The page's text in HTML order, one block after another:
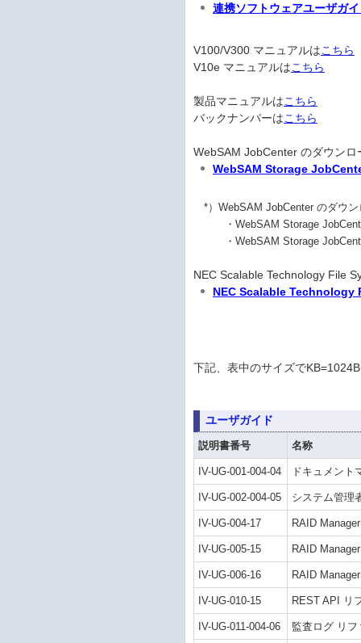
連携ソフトウェアユーザガ
V100/V300 マニュアルはこちら
V10e マニュアルはこちら
製品マニュアルはこちら
バックナンバーはこちら
WebSAM JobCenter のダウンロ
WebSAM Storage
*）WebSAM JobCenter のダウ
・WebSAM Storage
・WebSAM Storage JobCenter
NEC Scalable Technology File
NEC Scalable Technology
下記、表中のサイズで
ユーザガイド
説明書番号 名称
IV-UG-001-004-04 ドキュメント
IV-UG-002-004-05 システム管理
IV-UG-004-17 RAID
IV-UG-005-15 RAID
IV-UG-006-16 RAID
IV-UG-010-15 REST API リ
IV-UG-011-004-06 監査ログ リ